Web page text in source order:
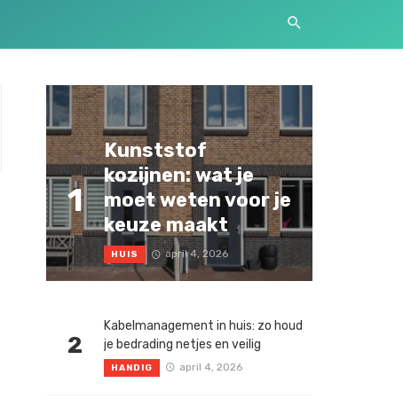
1
Kunststof
kozijnen: wat je
moet weten voor je
keuze maakt
HUIS april 4, 2026
2
Kabelmanagement in huis: zo houd
je bedrading netjes en veilig
HANDIG april 4, 2026